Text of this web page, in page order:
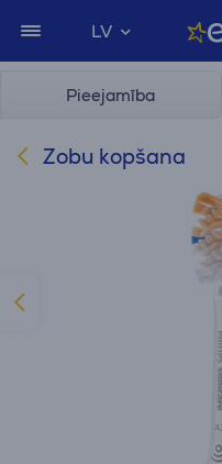
LV
Pieejamība
Zobu kopšana